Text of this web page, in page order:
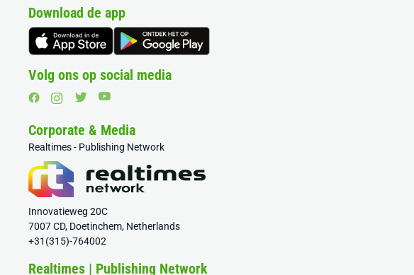
Download de app
Volg ons op social media
Corporate & Media
Realtimes - Publishing Network
Innovatieweg 20C
7007 CD, Doetinchem, Netherlands
+31(315)-764002
Realtimes | Publishing Network